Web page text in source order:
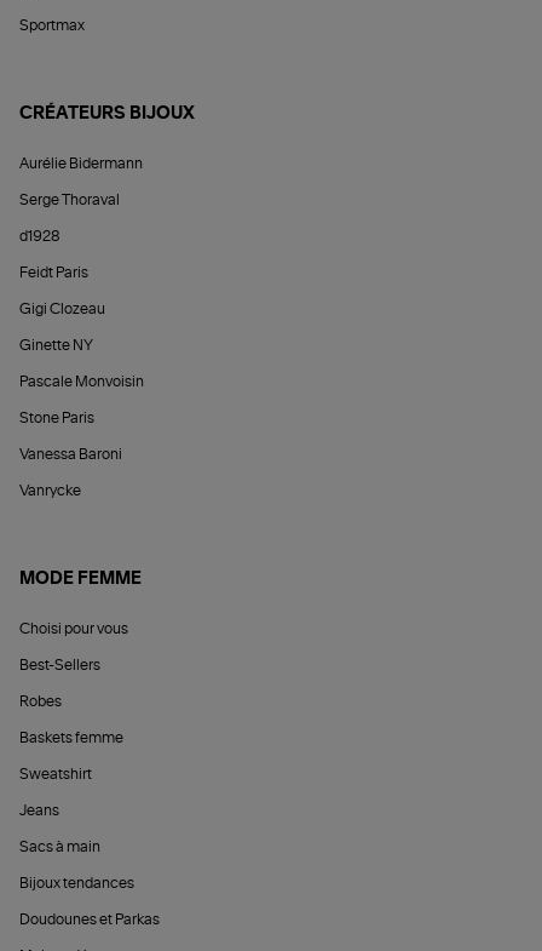
Sportmax
CRÉATEURS BIJOUX
Aurélie Bidermann
Serge Thoraval
d1928
Feidt Paris
Gigi Clozeau
Ginette NY
Pascale Monvoisin
Stone Paris
Vanessa Baroni
Vanrycke
MODE FEMME
Choisi pour vous
Best-Sellers
Robes
Baskets femme
Sweatshirt
Jeans
Sacs à main
Bijoux tendances
Doudounes et Parkas